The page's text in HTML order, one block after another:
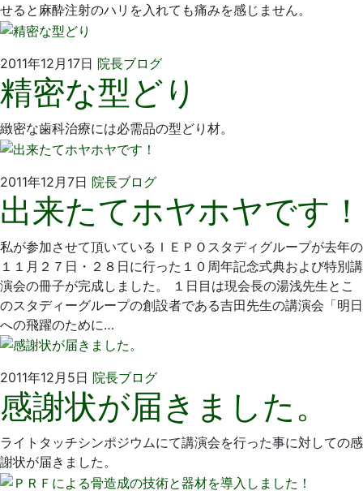
せると麻酔注射のハリを入れても痛みを感じません。
2011年12月17日 院長ブログ2011
年
12
月
17
い
そ
歯
科
医
精密な型どり
緻密な歯科治療には必需品の型どり材。
2011年12月7日 院長ブログ2011
12
月
日
い
歯
科
院
出来たてホヤホヤです！
私が参加させて頂いているＩＥＰＯスタディグループが去年の
１１月２７日・２８日に行った１０周年記念式典および特別講
演会の冊子が完成しました。 １日目は現会長の湯浅先生とこ
のスタディーグループの創設者である吉田先生の講演会「明日
への飛躍のために…
2011年12月5日 院長ブログ2011
年
12
月
日
い
そ
歯
科
院
感謝状が届きました。
ライトタッチシンポジウムにて講演会を行った事に対しての感
謝状が届きました。